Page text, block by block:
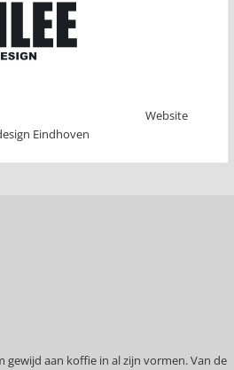
Website
Eindhoven
aan koffie in al zijn vormen. Van de